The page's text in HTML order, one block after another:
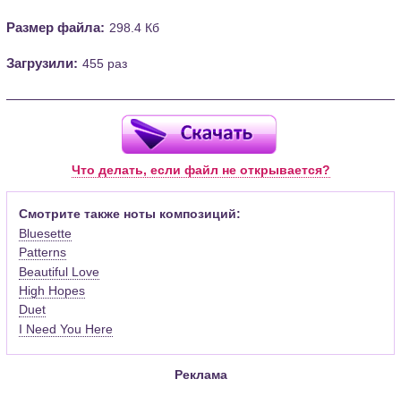
Размер файла: 298.4 Кб
Загрузили: 455 раз
Что делать, если файл не открывается?
Смотрите также ноты композиций:
Bluesette
Patterns
Beautiful Love
High Hopes
Duet
I Need You Here
Реклама